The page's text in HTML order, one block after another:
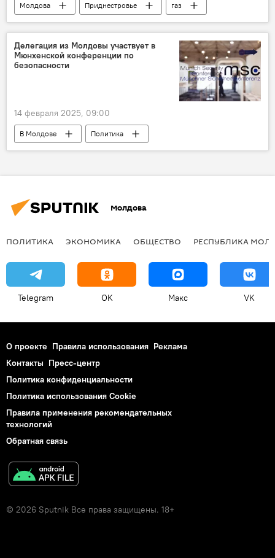
Молдова Приднестровье
газ
Вадим Красносельский
Делегация из Молдовы участвует в
Мюнхенской конференции по
безопасности
14 февраля 2025, 09:00
В Молдове
Политика
Мюнхенская конференция по безопасности
Молдова
ПОЛИТИКА ЭКОНОМИКА ОБЩЕСТВО РЕСПУБЛИКА
Telegram OK Макс VK
О проекте Правила использования Реклама
Контакты Пресс-центр
Политика конфиденциальности
Политика использования Cookie
Правила применения рекомендательных
технологий
Обратная связь
© 2026 Sputnik Все права защищены. 18+